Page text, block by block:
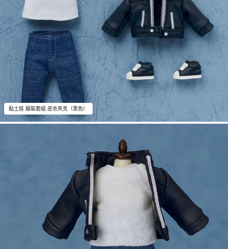
黏土娃 服裝套組 皮衣夾克（黑色）